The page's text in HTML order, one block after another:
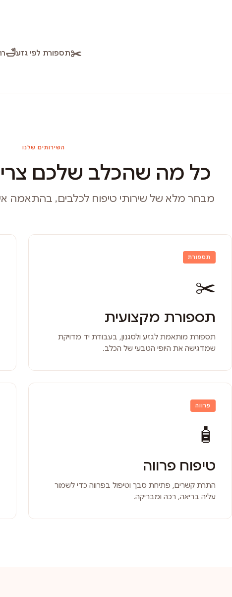
✂️תספורת לפי גזע🛁
השירותים שלנו
כל מה שהכלב שלכם
מבחר מלא של שירותי טיפוח לכלבים, בהתאמה
תספורת
✂️
תספורת מקצועית
תספורת מותאמת לגזע ולסגנון, בעבודת יד מדויקת
שמדגישה את היופי הטבעי של הכלב.
פרווה
🧴
טיפוח פרווה
התרת קשרים, פתיחת סבך וטיפול בפרווה כדי לשמור
עליה בריאה, רכה ומבריקה.